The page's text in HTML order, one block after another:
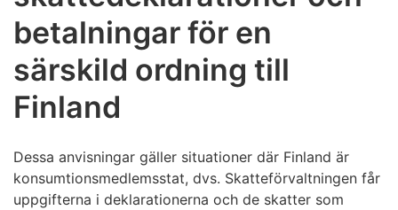
betalningar för en
särskild ordning till
Finland
Dessa anvisningar gäller situationer där Finland är
konsumtionsmedlemsstat, dvs. Skatteförvaltningen får
uppgifterna i deklarationerna och de skatter som